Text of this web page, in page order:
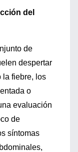
del
de
despertar
la fiebre, los
o
evaluación
de
síntomas